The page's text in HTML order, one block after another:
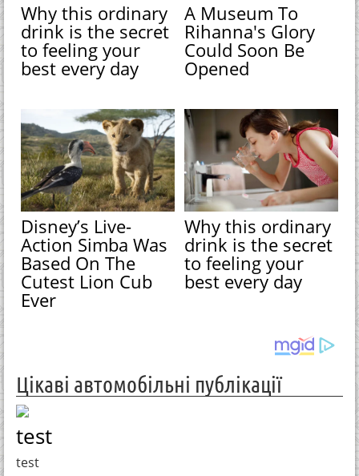
Why this ordinary
drink is the secret
to feeling your
best every day
A Museum To
Rihanna's Glory
Could Soon Be
Opened
Disney’s Live-
Action Simba Was
Based On The
Cutest Lion Cub
Ever
Why this ordinary
drink is the secret
to feeling your
best every day
Цікаві автомобільні публікації
test
test